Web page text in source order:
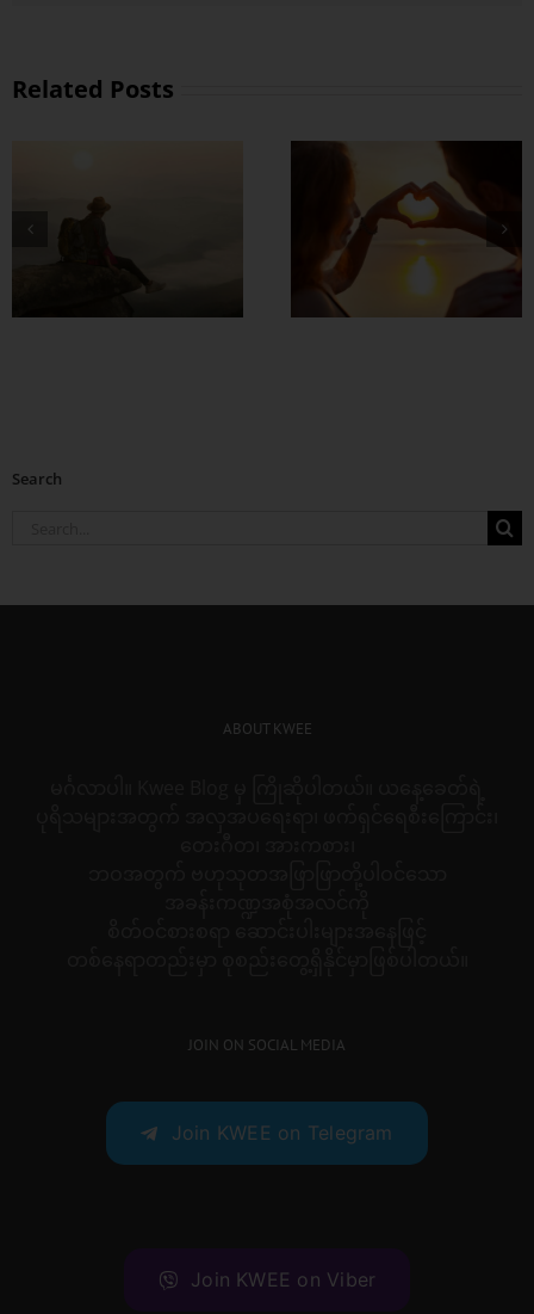
Related Posts
အချစ်တွေ ပိုတိုးလာ
Search
ABOUT KWEE
JOIN ON SOCIAL MEDIA
Join KWEE on Telegram
Join KWEE on Viber